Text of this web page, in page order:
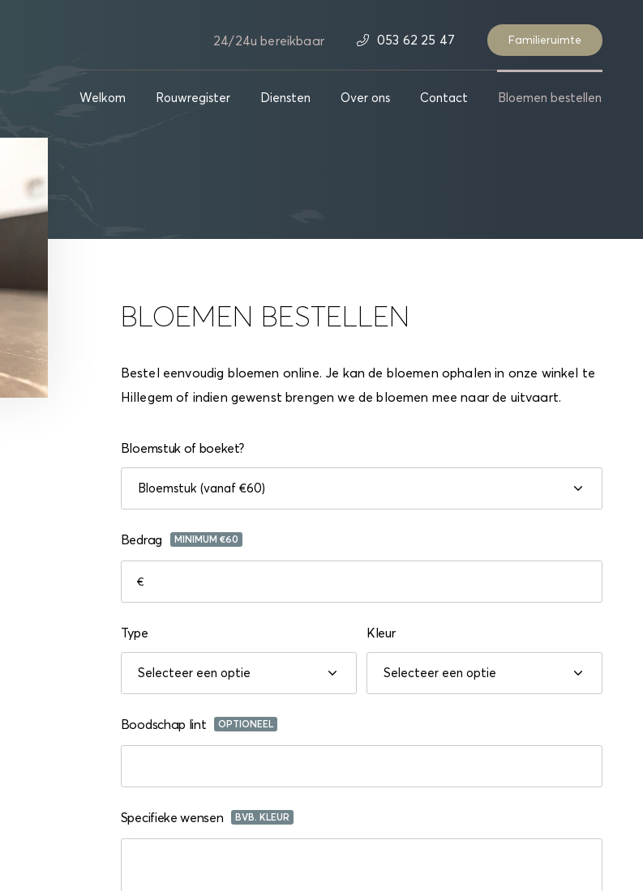
24/24u bereikbaar 053 62 25 47 Familieruimte
Welkom Rouwregister Diensten Over ons Contact Bloemen bestellen
BLOEMEN BESTELLEN
Bestel eenvoudig bloemen online. Je kan de bloemen ophalen in onze winkel te
Hillegem of indien gewenst brengen we de bloemen mee naar de uitvaart.
Bloemstuk of boeket?
Bedrag MINIMUM €60
€
Type Kleur
Boodschap lint OPTIONEEL
Specifieke wensen BVB. KLEUR